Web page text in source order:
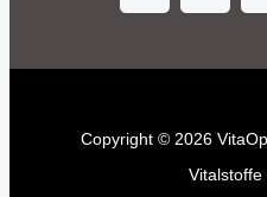
Copyright © 2026